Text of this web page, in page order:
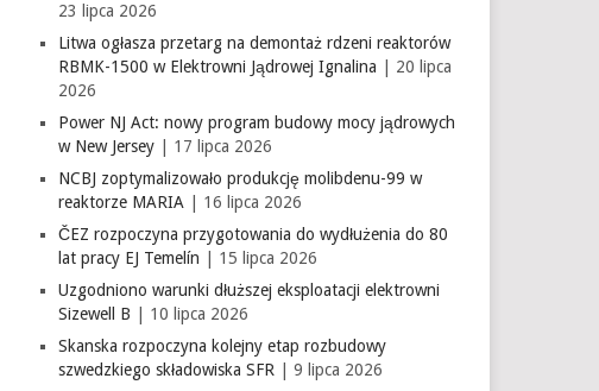
23 lipca 2026
Litwa ogłasza przetarg na demontaż rdzeni reaktorów
RBMK-1500 w Elektrowni Jądrowej Ignalina | 20 lipca
2026
Power NJ Act: nowy program budowy mocy jądrowych
w New Jersey | 17 lipca 2026
NCBJ zoptymalizowało produkcję molibdenu-99 w
reaktorze MARIA | 16 lipca 2026
ČEZ rozpoczyna przygotowania do wydłużenia do 80
lat pracy EJ Temelín | 15 lipca 2026
Uzgodniono warunki dłuższej eksploatacji elektrowni
Sizewell B | 10 lipca 2026
Skanska rozpoczyna kolejny etap rozbudowy
szwedzkiego składowiska SFR | 9 lipca 2026